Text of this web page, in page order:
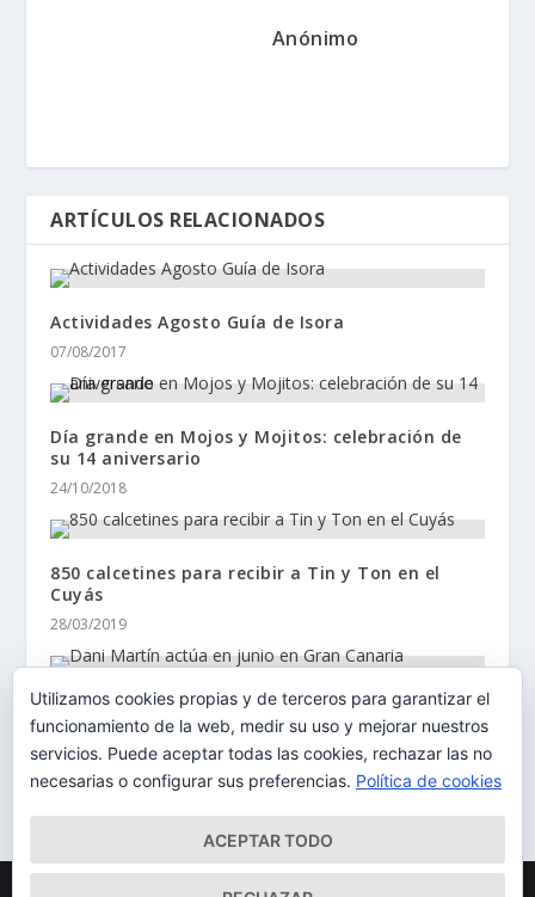
Anónimo
ARTÍCULOS RELACIONADOS
Actividades Agosto Guía de Isora
07/08/2017
Día grande en Mojos y Mojitos: celebración de
su 14 aniversario
24/10/2018
850 calcetines para recibir a Tin y Ton en el
Cuyás
28/03/2019
Dani Martín actúa en junio en Gran Canaria
11/05/2014
| Desarrollado por
Utilizamos cookies propias y de terceros para garantizar el
funcionamiento de la web, medir su uso y mejorar nuestros
servicios. Puede aceptar todas las cookies, rechazar las no
necesarias o configurar sus preferencias. Política de cookies
ACEPTAR TODO